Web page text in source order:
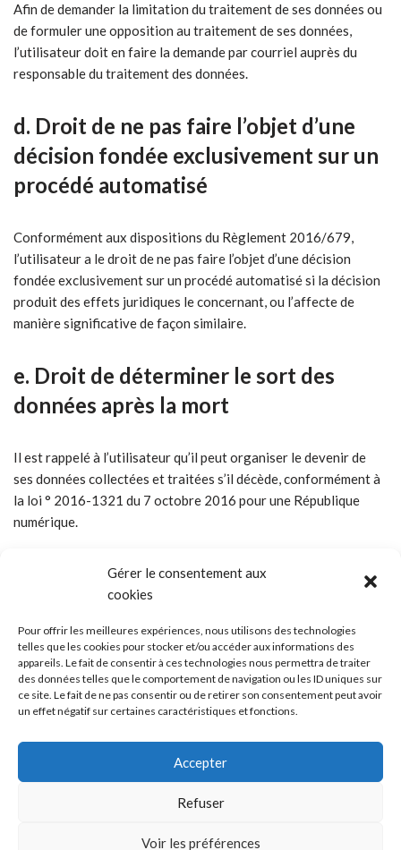
Gérer le consentement aux
cookies
Pour offrir les meilleures expériences, nous utilisons des technologies
telles que les cookies pour stocker et/ou accéder aux informations des
appareils. Le fait de consentir à ces technologies nous permettra de traiter
des données telles que le comportement de navigation ou les ID uniques sur
ce site. Le fait de ne pas consentir ou de retirer son consentement peut avoir
un effet négatif sur certaines caractéristiques et fonctions.
Accepter
Refuser
Voir les préférences
Afin de demander la limitation du traitement de ses données ou
de formuler une opposition au traitement de ses données,
l’utilisateur doit en faire la demande par courriel auprès du
responsable du traitement des données.
d. Droit de ne pas faire l’objet d’une
décision fondée exclusivement sur un
procédé automatisé
Conformément aux dispositions du Règlement 2016/679,
l’utilisateur a le droit de ne pas faire l’objet d’une décision
fondée exclusivement sur un procédé automatisé si la décision
produit des effets juridiques le concernant, ou l’affecte de
manière significative de façon similaire.
e. Droit de déterminer le sort des
données après la mort
Il est rappelé à l’utilisateur qu’il peut organiser le devenir de
ses données collectées et traitées s’il décède, conformément à
la loi ° 2016-1321 du 7 octobre 2016 pour une République
numérique.
f. Droit de saisir l’autorité de contrôle
compétence
Dans le cas où le responsable du traitement des données décide
de ne pas répondre à la demande de l’utilisateur, et que
l’utilisateur souhaite contester cette décision, ou s’il pense qu’il
est porté atteinte à l’un des droits énumérés ci-dessus, il est en
droit de saisir la CNIL (Commission Nationale de l’Informatique
https://www.cnil.fr) ou tout juge compétent.